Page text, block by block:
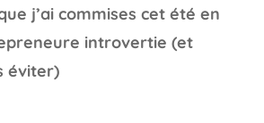
j’ai commises cet été en
introvertie (et
éviter)